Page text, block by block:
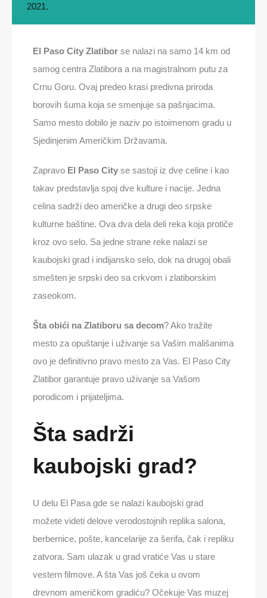
2021.
El Paso City Zlatibor se nalazi na samo 14 km od
samog centra Zlatibora a na magistralnom putu za
Crnu Goru. Ovaj predeo krasi predivna priroda
borovih šuma koja se smenjuje sa pašnjacima.
Samo mesto dobilo je naziv po istoimenom gradu u
Sjedinjenim Američkim Državama.
Zapravo El Paso City se sastoji iz dve celine i kao
takav predstavlja spoj dve kulture i nacije. Jedna
celina sadrži deo američke a drugi deo srpske
kulturne baštine. Ova dva dela deli reka koja protiče
kroz ovo selo. Sa jedne strane reke nalazi se
kaubojski grad i indijansko selo, dok na drugoj obali
smešten je srpski deo sa crkvom i zlatiborskim
zaseokom.
Šta obići na Zlatiboru sa decom? Ako tražite
mesto za opuštanje i uživanje sa Vašim mališanima
ovo je definitivno pravo mesto za Vas. El Paso City
Zlatibor garantuje pravo uživanje sa Vašom
porodicom i prijateljima.
Šta sadrži
kaubojski grad?
U delu El Pasa gde se nalazi kaubojski grad
možete videti delove verodostojnih replika salona,
berbernice, pošte, kancelarije za šerifa, čak i repliku
zatvora. Sam ulazak u grad vratiće Vas u stare
vestern filmove. A šta Vas još čeka u ovom
drevnom američkom gradiću? Očekuje Vas muzej